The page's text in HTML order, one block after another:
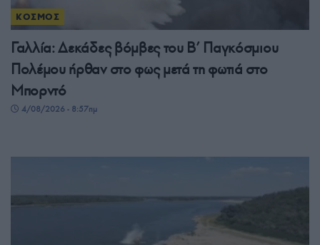
ΚΟΣΜΟΣ
Γαλλία: Δεκάδες βόμβες του Β’ Παγκόσμιου
Πολέμου ήρθαν στο φως μετά τη φωτιά στο
Μπορντό
4/08/2026 - 8:57πμ